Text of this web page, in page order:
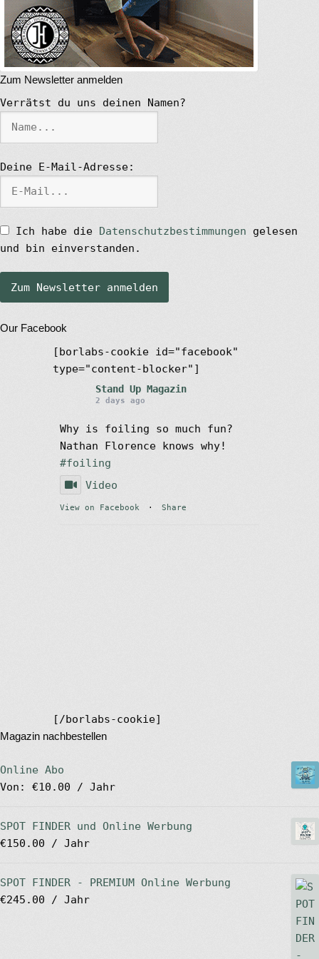
Das Magazin
Stand Up Magazin TV
SPOT FINDER
Mein Konto
Zum Newsletter anmelden
Verrätst du uns deinen Namen?
Deine E-Mail-Adresse:
Ich habe die Datenschutzbestimmungen gelesen
und bin einverstanden.
Our Facebook
[borlabs-cookie id="facebook"
type="content-blocker"]
Stand Up Magazin
2 days ago
Why is foiling so much fun?
Nathan Florence knows why!
#foiling
Video
View on Facebook · Share
[/borlabs-cookie]
Magazin nachbestellen
Online Abo
Von: €10.00 / Jahr
SPOT FINDER und Online Werbung
€150.00 / Jahr
SPOT FINDER - PREMIUM Online Werbung
€245.00 / Jahr